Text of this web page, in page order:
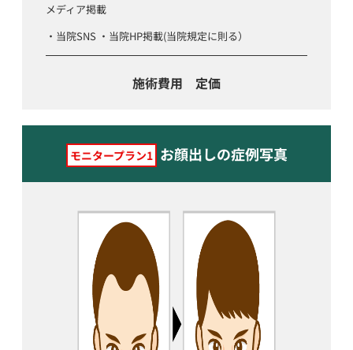
メディア掲載
・当院SNS ・当院HP掲載(当院規定に則る）
施術費用 定価
モニタープラン1 お顔出しの症例写真